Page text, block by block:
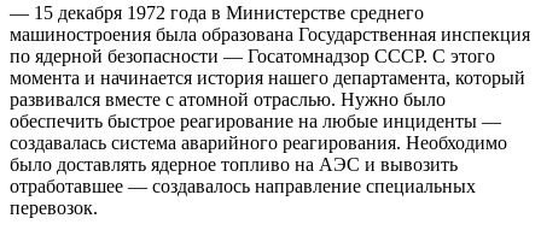
— 15 декабря 1972 года в Министерстве среднего
машиностроения была образована Государственная инспекция
по ядерной безопасности — ​Госатомнадзор СССР. С этого
момента и начинается история нашего департамента, который
развивался вместе с атомной отраслью. Нужно было
обеспечить быстрое реагирование на любые инциденты — ​
создавалась система аварийного реагирования. Необходимо
было доставлять ядерное топливо на АЭС и вывозить
отработавшее — ​создавалось направление специальных
перевозок.